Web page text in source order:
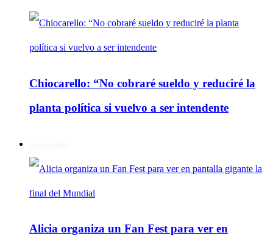
Chiocarello: “No cobraré sueldo y reduciré la
planta política si vuelvo a ser intendente
Alicia organiza un Fan Fest para ver en